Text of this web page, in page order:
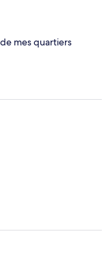
mes quartiers